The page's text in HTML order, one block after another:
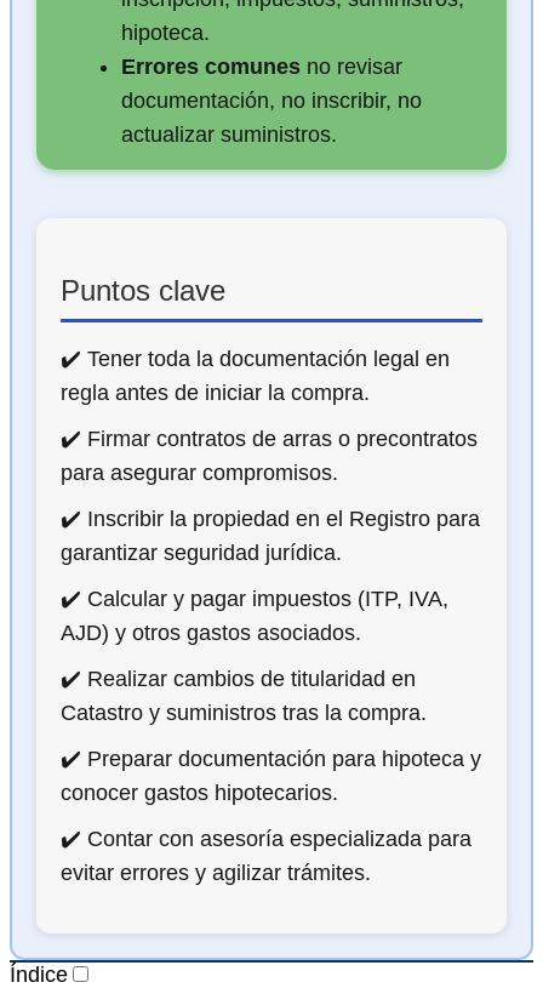
hipoteca.
Errores comunes no revisar
documentación, no inscribir, no
actualizar suministros.
Puntos clave
✔️ Tener toda la documentación legal en
regla antes de iniciar la compra.
✔️ Firmar contratos de arras o precontratos
para asegurar compromisos.
✔️ Inscribir la propiedad en el Registro para
garantizar seguridad jurídica.
✔️ Calcular y pagar impuestos (ITP, IVA,
AJD) y otros gastos asociados.
✔️ Realizar cambios de titularidad en
Catastro y suministros tras la compra.
✔️ Preparar documentación para hipoteca y
conocer gastos hipotecarios.
✔️ Contar con asesoría especializada para
evitar errores y agilizar trámites.
Índice